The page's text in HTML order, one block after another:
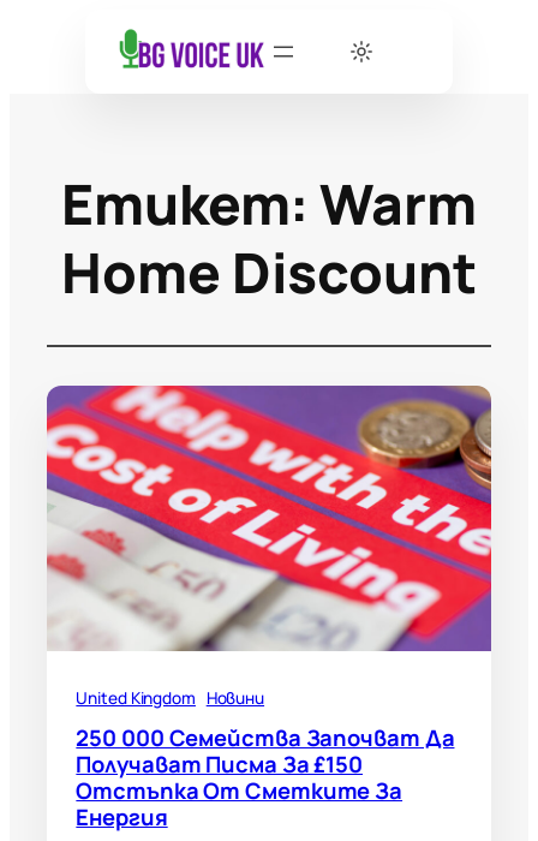
Етикет:Warm
Home Discount
United Kingdom Новини
250 000 Семейства Започват Да
Получават Писма За £150
Отстъпка От Сметките За
Енергия